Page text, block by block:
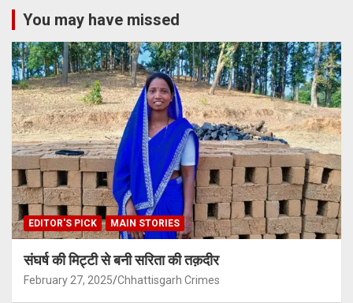
You may have missed
EDITOR'S PICK MAIN STORIES
संघर्ष की मिट्टी से बनी सरिता की तक़दीर
February 27, 2025 Chhattisgarh Crimes